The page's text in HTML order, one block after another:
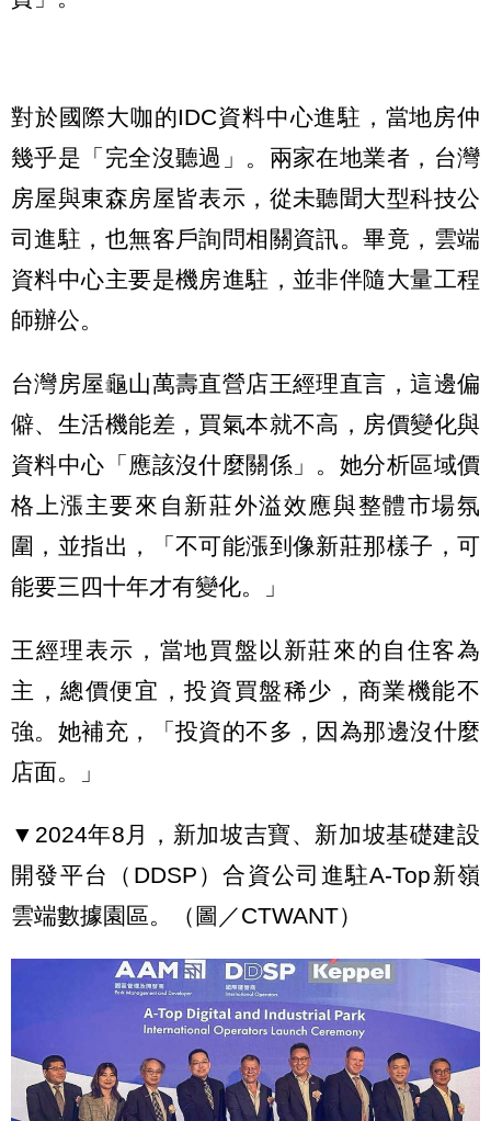
對於國際大咖的IDC資料中心進駐，當地房仲
幾乎是「完全沒聽過」。兩家在地業者，台灣
房屋與東森房屋皆表示，從未聽聞大型科技公
司進駐，也無客戶詢問相關資訊。畢竟，雲端
資料中心主要是機房進駐，並非伴隨大量工程
師辦公。
台灣房屋龜山萬壽直營店王經理直言，這邊偏
僻、生活機能差，買氣本就不高，房價變化與
資料中心「應該沒什麼關係」。她分析區域價
格上漲主要來自新莊外溢效應與整體市場氛
圍，並指出，「不可能漲到像新莊那樣子，可
能要三四十年才有變化。」
王經理表示，當地買盤以新莊來的自住客為
主，總價便宜，投資買盤稀少，商業機能不
強。她補充，「投資的不多，因為那邊沒什麼
店面。」
▼2024年8月，新加坡吉寶、新加坡基礎建設
開發平台（DDSP）合資公司進駐A-Top新嶺
雲端數據園區。（圖／CTWANT）